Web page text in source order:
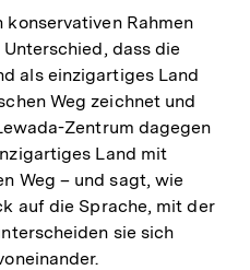
konservativen Rahmen
dass die
als einzigartiges Land
Weg zeichnet und
Zentrum dagegen
Land mit
Weg – und sagt, wie
auf die Sprache, mit der
sie sich